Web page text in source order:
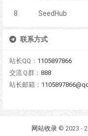
8 SeedHub
联系方式
站长QQ： 1105897866
交流Ｑ群： 888
站长邮箱：
网站收录 © 2023 -